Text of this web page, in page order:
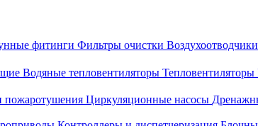
фитинги Фильтры очистки Воздухоотводчики
Водяные тепловентиляторы Тепловентиляторы
пожаротушения Циркуляционные насосы